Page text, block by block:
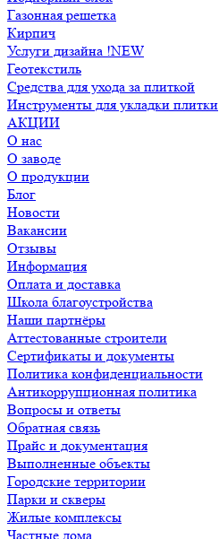
Газонная решетка
Кирпич
Услуги дизайна !NEW
Геотекстиль
Средства для ухода за плиткой
Инструменты для укладки плитки
АКЦИИ
О нас
О заводе
О продукции
Блог
Новости
Вакансии
Отзывы
Информация
Оплата и доставка
Школа благоустройства
Наши партнёры
Аттестованные строители
Сертификаты и документы
Политика конфиденциальности
Антикоррупционная политика
Вопросы и ответы
Обратная связь
Прайс и документация
Выполненные объекты
Городские территории
Парки и скверы
Жилые комплексы
Частные дома